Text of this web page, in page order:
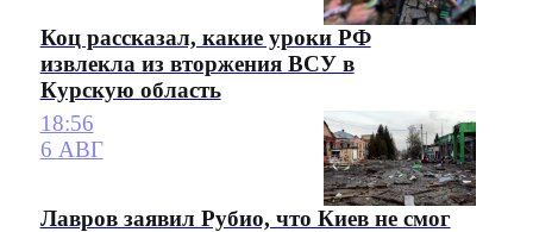
Коц рассказал, какие уроки РФ
извлекла из вторжения ВСУ в
Курскую область
18:56
6 АВГ
Лавров заявил Рубио, что Киев не смог